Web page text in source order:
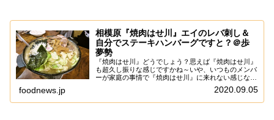
相模原『焼肉はせ川』エイのレバ刺し＆
自分でステーキハンバーグですと？＠歩
夢勢
『焼肉はせ川』どうでしょう？思えば『焼肉はせ川』
も超久し振りな感じですかね～いや、いつものメンバ
ーが家庭の事情で『焼肉はせ川』に来れない感じなの
で、そうなると筆者の足も鈍ってしまう可能性……あ
ると思います！と、言う訳で再び『焼肉はせ川』
で”...
foodnews.jp 2020.09.05